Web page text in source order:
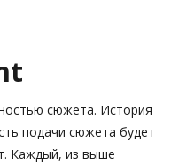
сюжета. История
подачи сюжета будет
Каждый, из выше